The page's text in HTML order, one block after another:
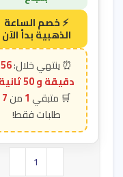
56
دقيقة و 49 ثانية
1
7